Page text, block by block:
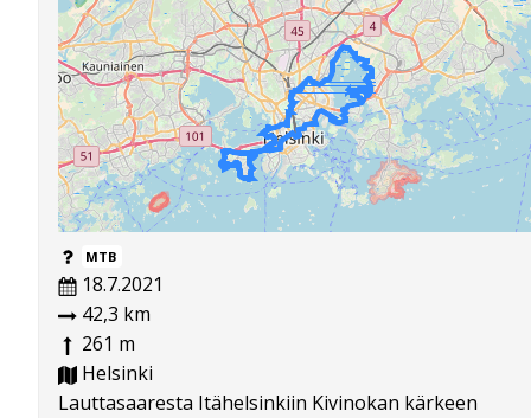
MTB
18.7.2021
42,3 km
261 m
Helsinki
Lauttasaaresta Itähelsinkiin Kivinokan kärkeen